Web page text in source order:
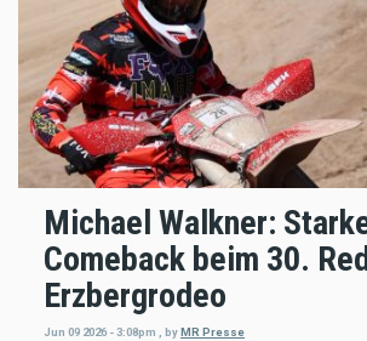
Michael Walkner:
Comeback beim 30. Red
Erzbergrodeo
Jun 09 2026 - 3:08pm byMR Presse